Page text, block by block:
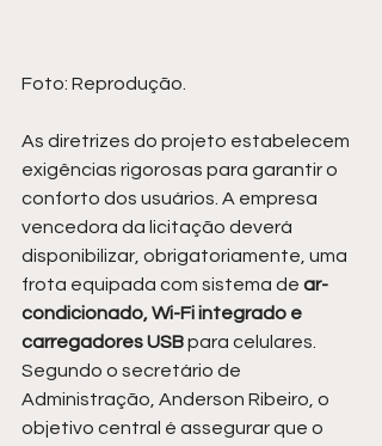
Foto: Reprodução.
As diretrizes do projeto estabelecem
exigências rigorosas para garantir o
conforto dos usuários. A empresa
vencedora da licitação deverá
disponibilizar, obrigatoriamente, uma
frota equipada com sistema de ar-
condicionado, Wi-Fi integrado e
carregadores USB para celulares.
Segundo o secretário de
Administração, Anderson Ribeiro, o
objetivo central é assegurar que o